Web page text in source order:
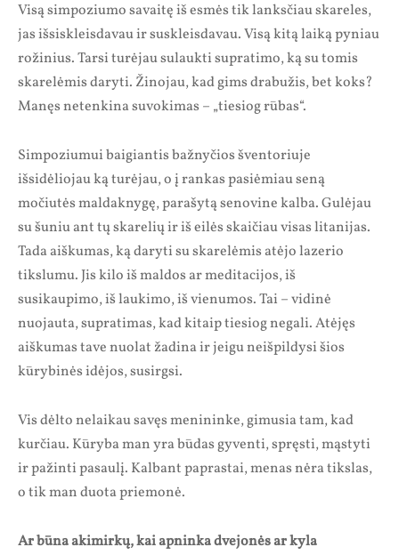
Visą simpoziumo savaitę iš esmės tik lanksčiau skareles,
jas išsiskleisdavau ir suskleisdavau. Visą kitą laiką pyniau
rožinius. Tarsi turėjau sulaukti supratimo, ką su tomis
skarelėmis daryti. Žinojau, kad gims drabužis, bet koks?
Manęs netenkina suvokimas – „tiesiog rūbas“.
Simpoziumui baigiantis bažnyčios šventoriuje
išsidėliojau ką turėjau, o į rankas pasiėmiau seną
močiutės maldaknygę, parašytą senovine kalba. Gulėjau
su šuniu ant tų skarelių ir iš eilės skaičiau visas litanijas.
Tada aiškumas, ką daryti su skarelėmis atėjo lazerio
tikslumu. Jis kilo iš maldos ar meditacijos, iš
susikaupimo, iš laukimo, iš vienumos. Tai – vidinė
nuojauta, supratimas, kad kitaip tiesiog negali. Atėjęs
aiškumas tave nuolat žadina ir jeigu neišpildysi šios
kūrybinės idėjos, susirgsi.
Vis dėlto nelaikau savęs menininke, gimusia tam, kad
kurčiau. Kūryba man yra būdas gyventi, spręsti, mąstyti
ir pažinti pasaulį. Kalbant paprastai, menas nėra tikslas,
o tik man duota priemonė.
Ar būna akimirkų, kai apninka dvejonės ar kyla